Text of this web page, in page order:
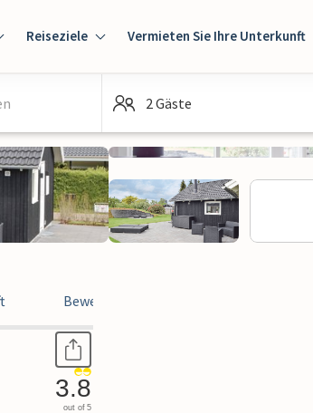
Reiseziele Vermieten Sie Ihre Unterkunft
2 Gäste
Bewertungen
3.8
out of 5